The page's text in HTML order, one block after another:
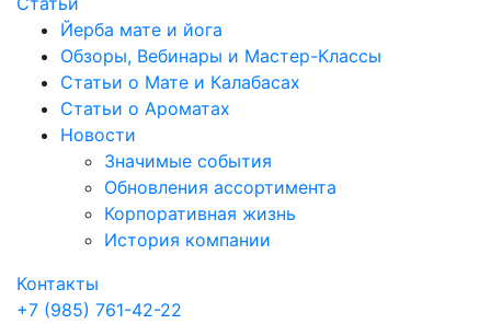
Йерба мате и йога
Обзоры, Вебинары и Мастер-Классы
Статьи о Мате и Калабасах
Статьи о Ароматах
Новости
Значимые события
Обновления ассортимента
Корпоративная жизнь
История компании
Контакты
+7 (985) 761-42-22